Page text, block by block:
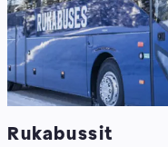
Rukabussit